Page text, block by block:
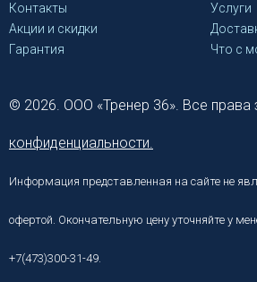
Контакты
Акции и скидки
Гарантия
Услуги
Что с
© 2026. ООО «Тренер 36». Все
конфиденциальности.
Информация представленная на сайте не
офертой. Окончательную цену уточняйте у
+7(473)300-31-49.